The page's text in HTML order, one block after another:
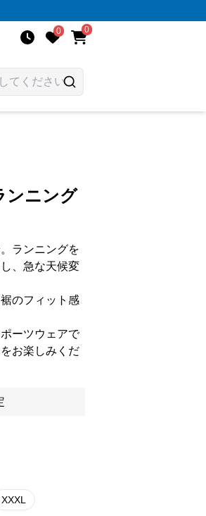
0 0
ンニング
ランニングを
、急な天候変
のフィット感
ーツウェアで
お楽しみくだ
XXXL